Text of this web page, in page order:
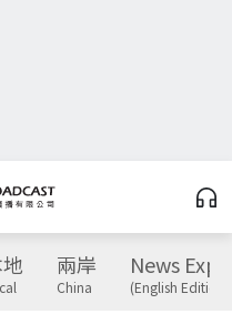
兩岸
China
News
(English Edition)